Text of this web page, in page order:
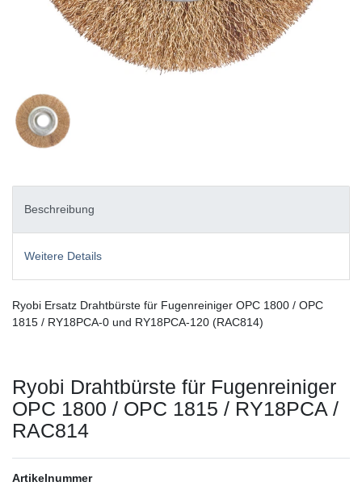
Beschreibung
Weitere Details
Ryobi Ersatz Drahtbürste für Fugenreiniger OPC 1800 / OPC
1815 / RY18PCA-0 und RY18PCA-120 (RAC814)
Ryobi Drahtbürste für Fugenreiniger
OPC 1800 / OPC 1815 / RY18PCA /
RAC814
Artikelnummer